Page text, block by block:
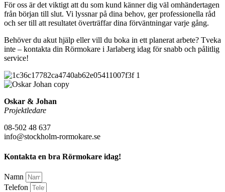
För oss är det viktigt att du som kund känner dig väl omhändertagen
från början till slut. Vi lyssnar på dina behov, ger professionella råd
och ser till att resultatet överträffar dina förväntningar varje gång.
Behöver du akut hjälp eller vill du boka in ett planerat arbete? Tveka
inte – kontakta din Rörmokare i Jarlaberg idag för snabb och pålitlig
service!
Oskar & Johan
Projektledare
08-502 48 637
info@stockholm-rormokare.se
Kontakta en bra Rörmokare idag!
Namn
Telefon